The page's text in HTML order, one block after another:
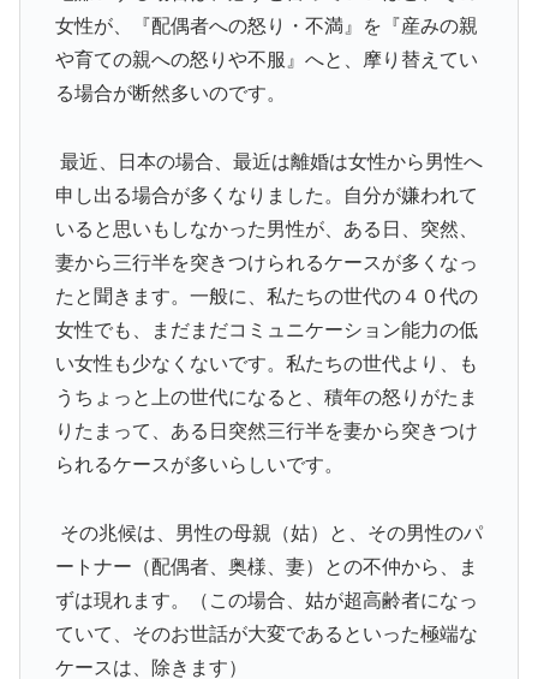
女性が、『配偶者への怒り・不満』を『産みの親
や育ての親への怒りや不服』へと、摩り替えてい
る場合が断然多いのです。
最近、日本の場合、最近は離婚は女性から男性へ
申し出る場合が多くなりました。自分が嫌われて
いると思いもしなかった男性が、ある日、突然、
妻から三行半を突きつけられるケースが多くなっ
たと聞きます。一般に、私たちの世代の４０代の
女性でも、まだまだコミュニケーション能力の低
い女性も少なくないです。私たちの世代より、も
うちょっと上の世代になると、積年の怒りがたま
りたまって、ある日突然三行半を妻から突きつけ
られるケースが多いらしいです。
その兆候は、男性の母親（姑）と、その男性のパ
ートナー（配偶者、奥様、妻）との不仲から、ま
ずは現れます。（この場合、姑が超高齢者になっ
ていて、そのお世話が大変であるといった極端な
ケースは、除きます）